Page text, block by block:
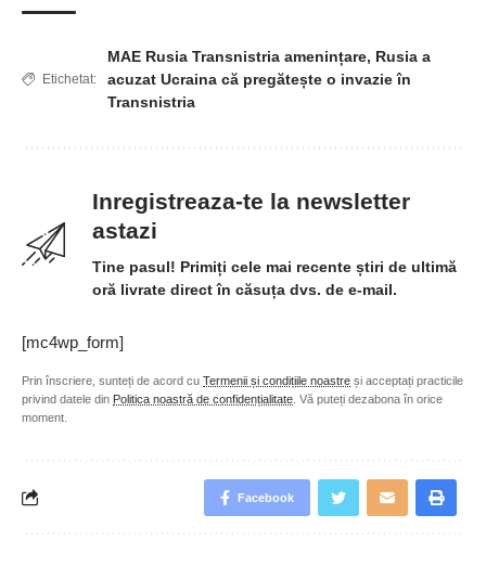
Etichetat:
MAE Rusia Transnistria amenințare, Rusia a
acuzat Ucraina că pregătește o invazie în
Transnistria
Inregistreaza-te la newsletter
astazi
Tine pasul! Primiți cele mai recente știri de ultimă
oră livrate direct în căsuța dvs. de e-mail.
[mc4wp_form]
Prin înscriere, sunteți de acord cu Termenii și condițiile noastre și acceptați practicile
privind datele din Politica noastră de confidențialitate . Vă puteți dezabona în orice
moment.
Facebook